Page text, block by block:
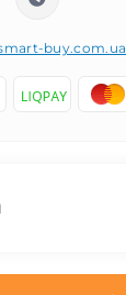
buy.com.ua